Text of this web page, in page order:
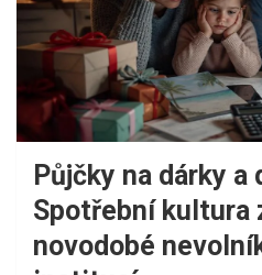
Půjčky na dárky a
Spotřební kultura
novodobé